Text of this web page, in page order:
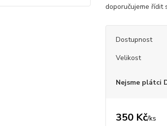
doporučujeme řídit
Dostupnost
Velikost
Nejsme plátci
350 Kč/ks